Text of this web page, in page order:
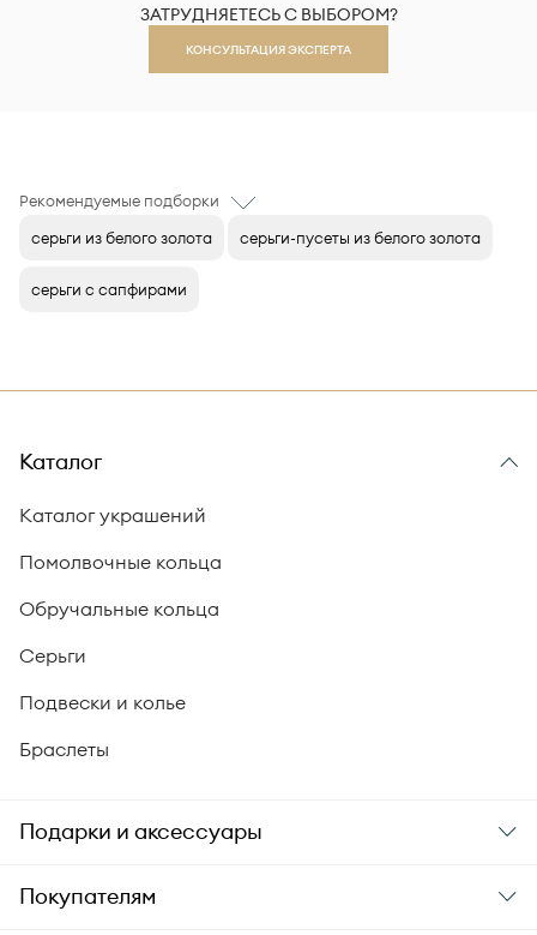
ЗАТРУДНЯЕТЕСЬ С ВЫБОРОМ?
КОНСУЛЬТАЦИЯ ЭКСПЕРТА
Рекомендуемые подборки
серьги из белого золота
серьги-пусеты из белого золота
серьги с сапфирами
Каталог
Каталог украшений
Помолвочные кольца
Обручальные кольца
Серьги
Подвески и колье
Браслеты
Подарки и аксессуары
Подарки
Покупателям